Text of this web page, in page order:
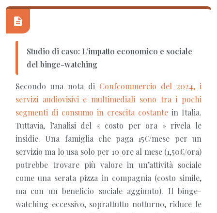
Studio di caso: L’impatto economico e sociale
del binge-watching
Secondo una nota di Confcommercio del 2024, i
servizi audiovisivi e multimediali sono tra i pochi
segmenti di consumo in crescita costante in Italia.
Tuttavia, l’analisi del « costo per ora » rivela le
insidie. Una famiglia che paga 15€/mese per un
servizio ma lo usa solo per 10 ore al mese (1,50€/ora)
potrebbe trovare più valore in un’attività sociale
come una serata pizza in compagnia (costo simile,
ma con un beneficio sociale aggiunto). Il binge-
watching eccessivo, soprattutto notturno, riduce le